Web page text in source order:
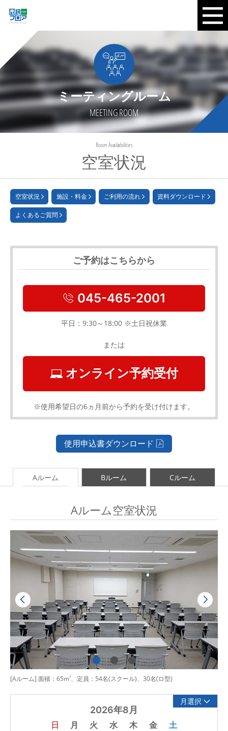
ミーティングルーム
MEETING ROOM
空室状況
Room Availabilities
空室状況 施設・料金 ご利用の流れ 資料ダウンロード
よくあるご質問
ご予約はこちらから
045-465-2001
平日：9:30～18:00 ※土日祝休業
または
オンライン予約受付
※使用希望日の6ヵ月前から予約を受け付けます。
使用申込書ダウンロード
Aルーム Bルーム Cルーム
Aルーム空室状況
[Aルーム] 面積：65m2、定員：54名(スクール)、30名(ロ型)
月選択
2026年8月
日 月 火 水 木 金 土